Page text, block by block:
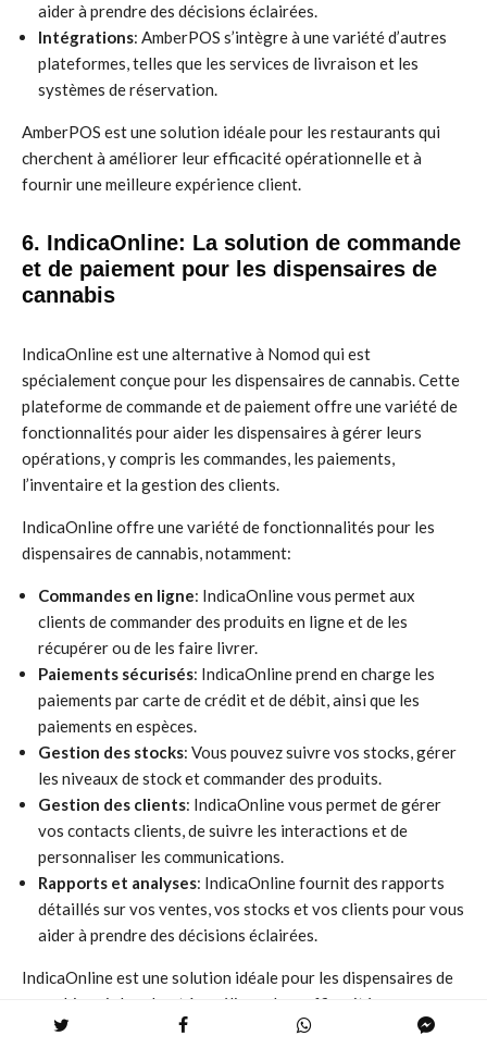
aider à prendre des décisions éclairées.
Intégrations: AmberPOS s’intègre à une variété d’autres
plateformes, telles que les services de livraison et les
systèmes de réservation.
AmberPOS est une solution idéale pour les restaurants qui
cherchent à améliorer leur efficacité opérationnelle et à
fournir une meilleure expérience client.
6. IndicaOnline: La solution de commande
et de paiement pour les dispensaires de
cannabis
IndicaOnline est une alternative à Nomod qui est
spécialement conçue pour les dispensaires de cannabis. Cette
plateforme de commande et de paiement offre une variété de
fonctionnalités pour aider les dispensaires à gérer leurs
opérations, y compris les commandes, les paiements,
l’inventaire et la gestion des clients.
IndicaOnline offre une variété de fonctionnalités pour les
dispensaires de cannabis, notamment:
Commandes en ligne: IndicaOnline vous permet aux
clients de commander des produits en ligne et de les
récupérer ou de les faire livrer.
Paiements sécurisés: IndicaOnline prend en charge les
paiements par carte de crédit et de débit, ainsi que les
paiements en espèces.
Gestion des stocks: Vous pouvez suivre vos stocks, gérer
les niveaux de stock et commander des produits.
Gestion des clients: IndicaOnline vous permet de gérer
vos contacts clients, de suivre les interactions et de
personnaliser les communications.
Rapports et analyses: IndicaOnline fournit des rapports
détaillés sur vos ventes, vos stocks et vos clients pour vous
aider à prendre des décisions éclairées.
IndicaOnline est une solution idéale pour les dispensaires de
cannabis qui cherchent à améliorer leur efficacité
opérationnelle et à fournir une meilleure expérience client.